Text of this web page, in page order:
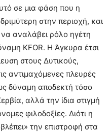
σε μια φάση που η
στην περιοχή, και
να αναλάβει ρόλο ηγέτη
KFOR. Η Άγκυρα έτσι
στους Δυτικούς,
αντιμαχόμενες πλευρές
δύναμη αποδεκτή τόσο
αλλά την ίδια στιγμή
φιλοδοξίες. Διότι η
την επιστροφή στα